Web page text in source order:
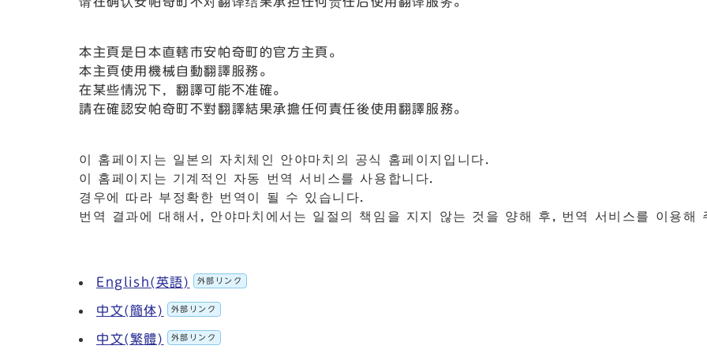
本主頁是日本直轄市安帕奇町的官方主頁。
本主頁使用機械自動翻譯服務。
在某些情況下，翻譯可能不准確。
請在確認安帕奇町不對翻譯結果承擔任何責任後使用翻譯服務。
이 홈페이지는 일본의 자치체인 안야마치의 공식 홈페이지입니다.
이 홈페이지는 기계적인 자동 번역 서비스를 사용합니다.
경우에 따라 부정확한 번역이 될 수 있습니다.
번역 결과에 대해서, 안야마치에서는 일절의 책임을 지지 않는 것을 양해 후, 번역 서비스를 이용해
English(英語) 外部リンク
中文(簡体) 外部リンク
中文(繁體) 外部リンク